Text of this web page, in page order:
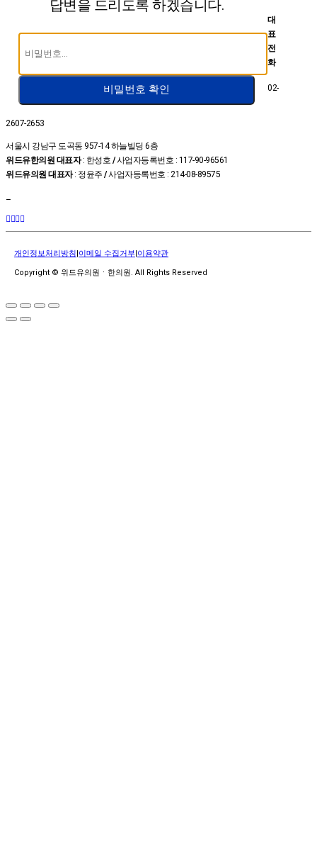
답변을 드리도록 하겠습니다.
비밀번호 확인
대
표
전
화
02-
2607-2653
서울시 강남구 도곡동 957-14 하늘빌딩 6층
위드유한의원 대표자: 한성호 /사업자등록번호 : 117-90-96561
위드유의원 대표자: 정윤주 /사업자등록번호 : 214-08-89575
–
개인정보처리방침|이메일 수집거부|이용약관
Copyright © 위드유의원ㆍ한의원. All Rights Reserved